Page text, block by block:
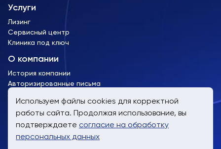
Услуги
Лизинг
Сервисный центр
Клиника под ключ
О компании
История компании
Авторизированные письма
пн-пт, 9:00 до 19:00
8 (800) 707-61-24
Используем файлы cookies для корректной
работы сайта. Продолжая использование, вы
подтверждаете согласие на обработку
персональных данных